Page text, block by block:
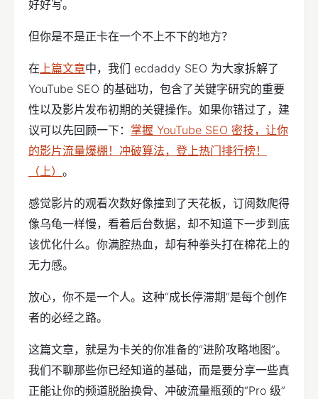
好好写。
但你是不是正卡在一个不上不下的地方？
在上篇文章中，我们 ecdaddy SEO 为大家拆解了
YouTube SEO 的基础功，包含了关键字研究的重要
性以及影片发布初期的关键操作。如果你错过了，建
议可以先回顾一下： 掌握 YouTube SEO 密技，让你
的影片流量爆棚！冲破算法，登上热门排行榜！
（上） 。
感觉影片的观看次数好像撞到了天花板，订阅数爬得
像乌龟一样慢，看着后台数据，却不知道下一步到底
该优化什么。你满腔热血，却有种拳头打在棉花上的
无力感。
放心，你不是一个人。这种“成长停滞期”是每个创作
者的必经之路。
这篇文章，就是为卡关的你准备的“进阶攻略地图”。
我们不聊那些你已经知道的基础，而是要分享一些真
正能让你的频道脱胎换骨、冲破流量瓶颈的“Pro 级”